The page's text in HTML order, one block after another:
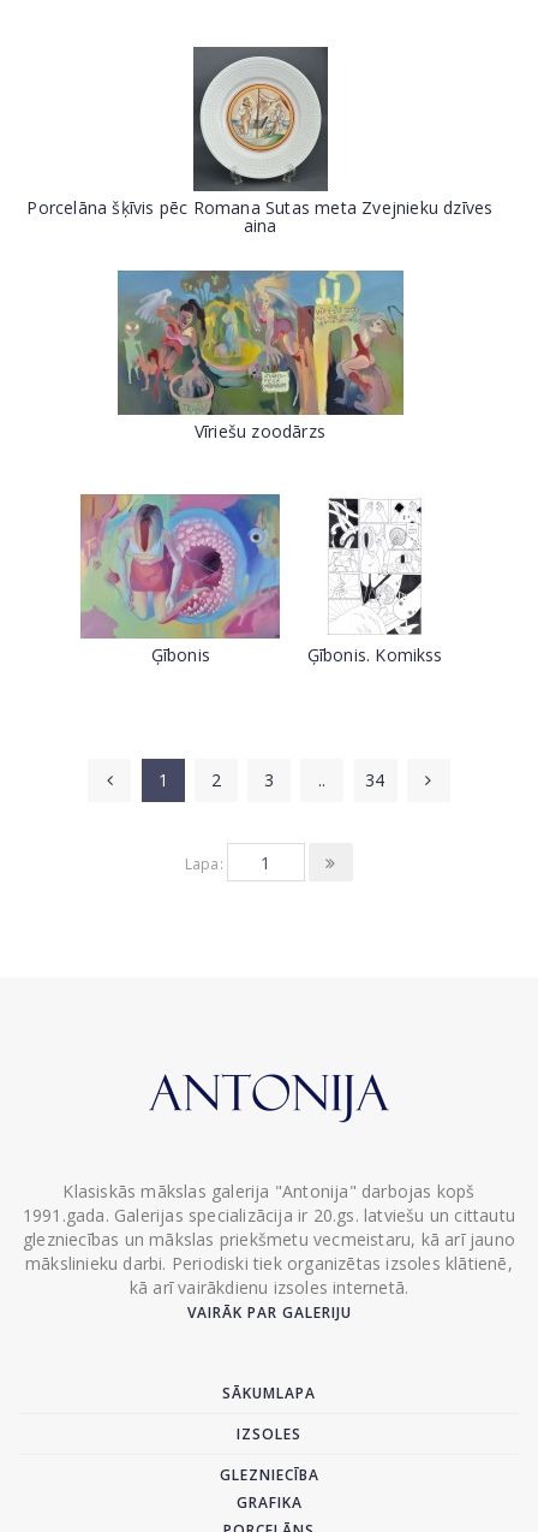
Porcelāna šķīvis pēc Romana Sutas meta Zvejnieku dzīves
aina
Vīriešu zoodārzs
Ģībonis Ģībonis. Komikss
1 2 3 .. 34
Lapa:
Klasiskās mākslas galerija "Antonija" darbojas kopš
1991.gada. Galerijas specializācija ir 20.gs. latviešu un cittautu
glezniecības un mākslas priekšmetu vecmeistaru, kā arī jauno
mākslinieku darbi. Periodiski tiek organizētas izsoles klātienē,
kā arī vairākdienu izsoles internetā.
VAIRĀK PAR GALERIJU
SĀKUMLAPA
IZSOLES
GLEZNIECĪBA
GRAFIKA